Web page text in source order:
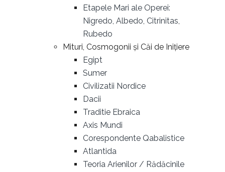
Etapele Mari ale Operei:
Nigredo, Albedo, Citrinitas,
Rubedo
Mituri, Cosmogonii și Căi de Inițiere
Egipt
Sumer
Civilizatii Nordice
Dacii
Traditie Ebraica
Axis Mundi
Corespondente Qabalistice
Atlantida
Teoria Arienilor / Rădăcinile